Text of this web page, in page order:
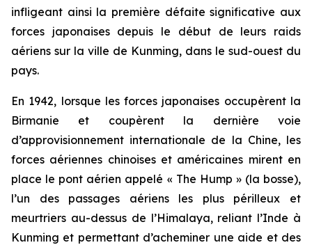
infligeant ainsi la première défaite significative aux
forces japonaises depuis le début de leurs raids
aériens sur la ville de Kunming, dans le sud-ouest du
pays.
En 1942, lorsque les forces japonaises occupèrent la
Birmanie et coupèrent la dernière voie
d’approvisionnement internationale de la Chine, les
forces aériennes chinoises et américaines mirent en
place le pont aérien appelé « The Hump » (la bosse),
l’un des passages aériens les plus périlleux et
meurtriers au-dessus de l’Himalaya, reliant l’Inde à
Kunming et permettant d’acheminer une aide et des